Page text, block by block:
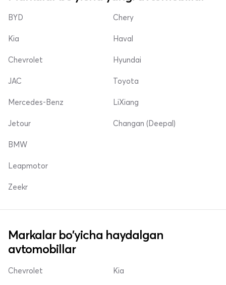
BYD
Kia
Chevrolet
Chery
Haval
Hyundai
JAC
Mercedes-Benz
Jetour
Toyota
LiXiang
Changan (Deepal)
BMW
Leapmotor
Zeekr
Markalar bo'yicha haydalgan
avtomobillar
Chevrolet Kia